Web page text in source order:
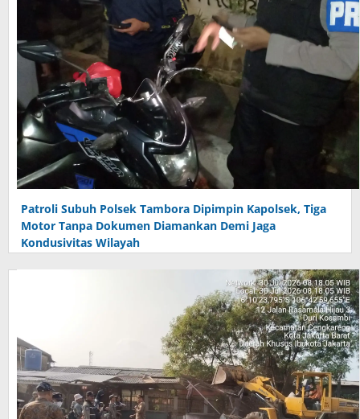
Patroli Subuh Polsek Tambora Dipimpin Kapolsek, Tiga
Motor Tanpa Dokumen Diamankan Demi Jaga
Kondusivitas Wilayah